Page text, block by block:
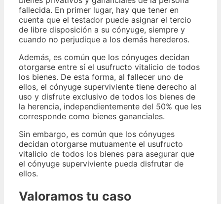
fallecida. En primer lugar, hay que tener en
cuenta que el testador puede asignar el tercio
de libre disposición a su cónyuge, siempre y
cuando no perjudique a los demás herederos.
Además, es común que los cónyuges decidan
otorgarse entre sí el usufructo vitalicio de todos
los bienes. De esta forma, al fallecer uno de
ellos, el cónyuge superviviente tiene derecho al
uso y disfrute exclusivo de todos los bienes de
la herencia, independientemente del 50% que les
corresponde como bienes gananciales.
Sin embargo, es común que los cónyuges
decidan otorgarse mutuamente el usufructo
vitalicio de todos los bienes para asegurar que
el cónyuge superviviente pueda disfrutar de
ellos.
Valoramos tu caso